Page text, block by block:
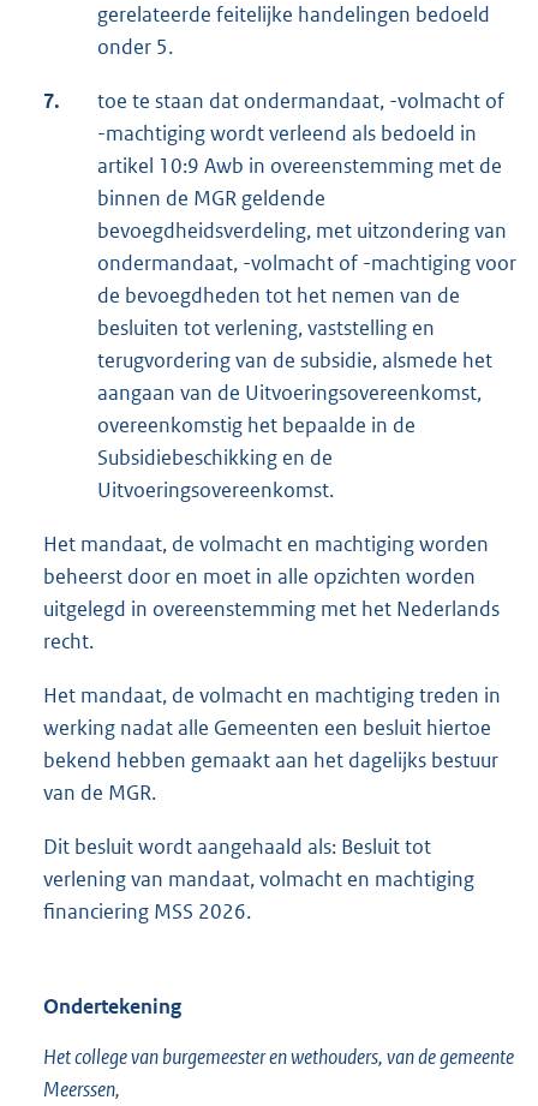
gerelateerde feitelijke handelingen bedoeld
onder 5.
7.
toe te staan dat ondermandaat, -volmacht of
-machtiging wordt verleend als bedoeld in
artikel 10:9 Awb in overeenstemming met de
binnen de MGR geldende
bevoegdheidsverdeling, met uitzondering van
ondermandaat, -volmacht of -machtiging voor
de bevoegdheden tot het nemen van de
besluiten tot verlening, vaststelling en
terugvordering van de subsidie, alsmede het
aangaan van de Uitvoeringsovereenkomst,
overeenkomstig het bepaalde in de
Subsidiebeschikking en de
Uitvoeringsovereenkomst.
Het mandaat, de volmacht en machtiging worden
beheerst door en moet in alle opzichten worden
uitgelegd in overeenstemming met het Nederlands
recht.
Het mandaat, de volmacht en machtiging treden in
werking nadat alle Gemeenten een besluit hiertoe
bekend hebben gemaakt aan het dagelijks bestuur
van de MGR.
Dit besluit wordt aangehaald als: Besluit tot
verlening van mandaat, volmacht en machtiging
financiering MSS 2026.
Ondertekening
Het college van burgemeester en wethouders, van de gemeente
Meerssen,